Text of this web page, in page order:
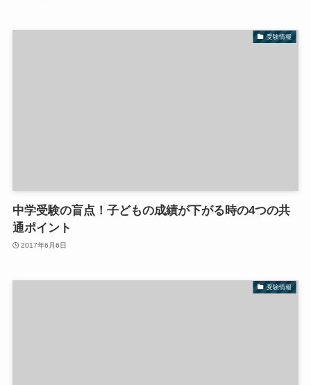
受験情報
中学受験の盲点！子どもの成績が下がる時の4つの共
通ポイント
2017年6月6日
受験情報